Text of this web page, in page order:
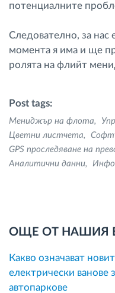
потенциалните
Следователно, за нас
момента я има и ще
ролята на флийт
Post tags:
Мениджър на флота
Цветни листчета
GPS проследяване на
Аналитични данни
ОЩЕ ОТ НАШИЯ
Какво означават
електрически
автопаркове